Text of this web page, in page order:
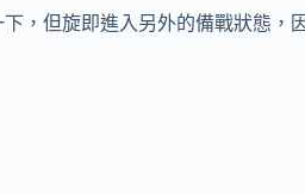
，但旋即進入另外的備戰狀態，